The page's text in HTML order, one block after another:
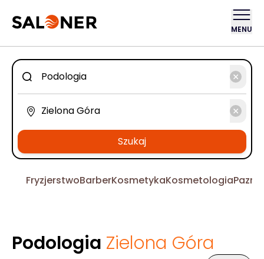
MENU
Szukaj
FryzjerstwoBarberKosmetykaKosmetologia
Podologia Zielona Góra